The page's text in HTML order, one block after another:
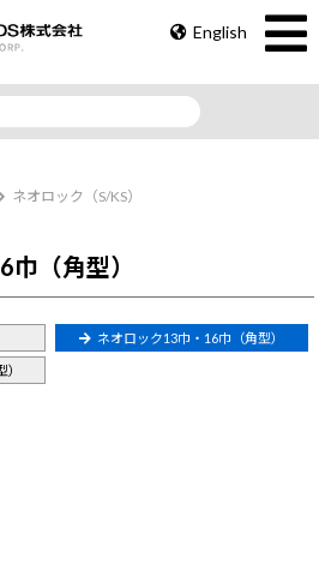
English
ネオロック（S/KS）
（角型）
ネオロック13巾・16巾（角型）